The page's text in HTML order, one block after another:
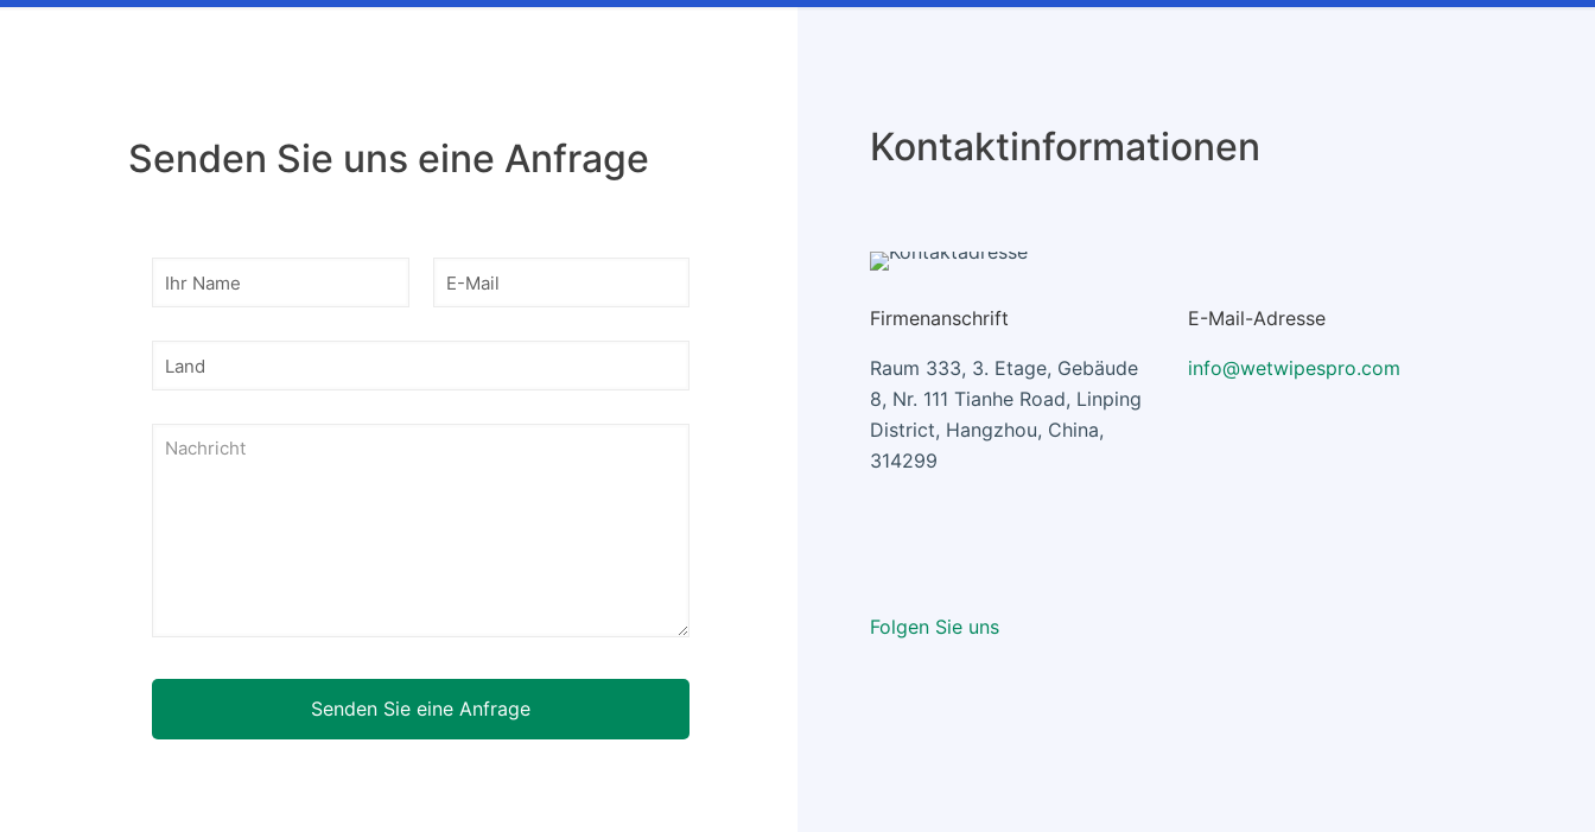
Senden Sie uns eine Anfrage Kontaktinformationen
Firmenanschrift
Raum 333, 3. Etage, Gebäude
8, Nr. 111 Tianhe Road, Linping
District, Hangzhou, China,
314299
E-Mail-Adresse
info@wetwipespro.com
Folgen Sie uns